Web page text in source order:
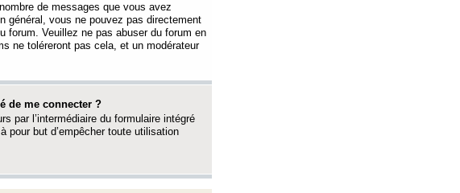
de messages que vous avez
général, vous ne pouvez pas directement
forum. Veuillez ne pas abuser du forum en
ne toléreront pas cela, et un modérateur
de me connecter ?
par l’intermédiaire du formulaire intégré
pour but d’empêcher toute utilisation